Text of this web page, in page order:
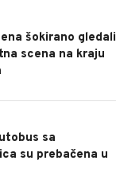
šokirano gledali
scena na kraju
sa
su prebačena u